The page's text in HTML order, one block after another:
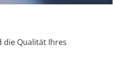
die Qualität Ihres